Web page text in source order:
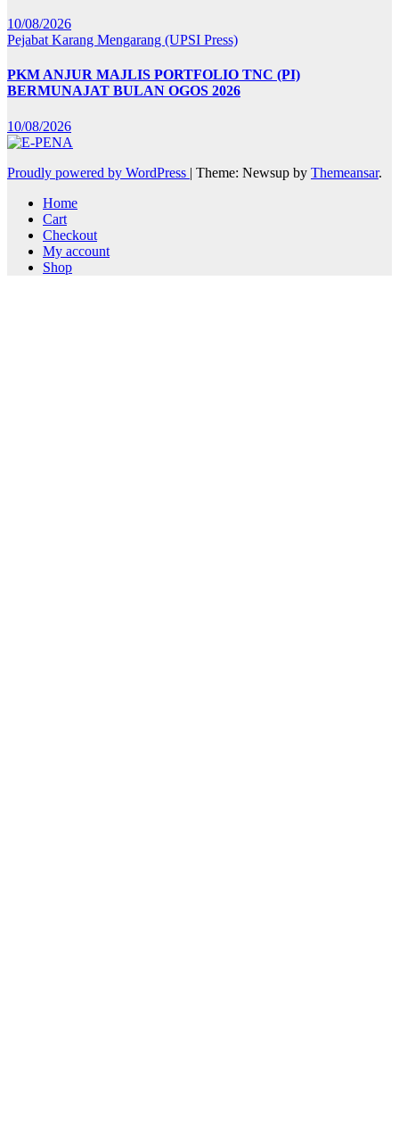
10/08/2026
Pejabat Karang Mengarang (UPSI Press)
PKM ANJUR MAJLIS PORTFOLIO TNC (PI)
BERMUNAJAT BULAN OGOS 2026
10/08/2026
Proudly powered by WordPress | Theme: Newsup by Themeansar.
Home
Cart
Checkout
My account
Shop